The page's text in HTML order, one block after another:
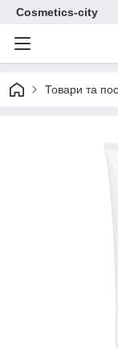
Cosmetics-city
Товари та